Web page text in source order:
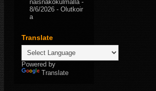
naisnäkökulmalla-
8/6/2026 - Olutkoir
a
Translate
Powered by
Translate